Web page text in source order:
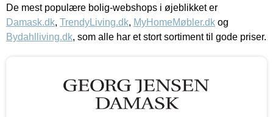
De mest populære bolig-webshops i øjeblikket er
Damask.dk, TrendyLiving.dk, MyHomeMøbler.dk og
Bydahlliving.dk, som alle har et stort sortiment til gode priser.